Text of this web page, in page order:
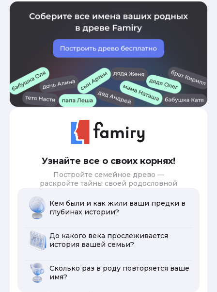
Узнайте все о своих корнях!
Постройте семейное древо —
раскройте тайны своей родословной
Кем были и как жили ваши предки в
глубинах истории?
До какого века прослеживается
история вашей семьи?
Сколько раз в роду повторяется ваше
имя?